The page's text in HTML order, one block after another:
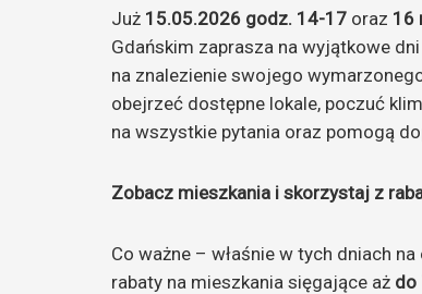
Już 15.05.2026 godz. 14-17 oraz 16
Gdańskim zaprasza na wyjątkowe
na znalezienie swojego
obejrzeć dostępne lokale, poczuć
na wszystkie pytania oraz pomogą
Zobacz mieszkania i skorzystaj z
Co ważne – właśnie w tych dniach
rabaty na mieszkania sięgające aż do